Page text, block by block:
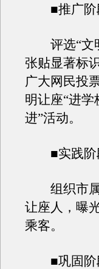
■推广阶段
评选“文明
张贴显著标
广大网民投
明让座“进
进”活动。
■实践阶段
组织市属
让座人，曝
乘客。
■巩固阶段